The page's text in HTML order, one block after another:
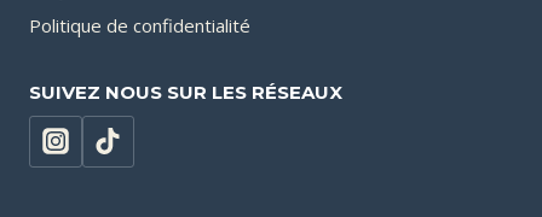
Politique de confidentialité
SUIVEZ NOUS SUR LES RÉSEAUX